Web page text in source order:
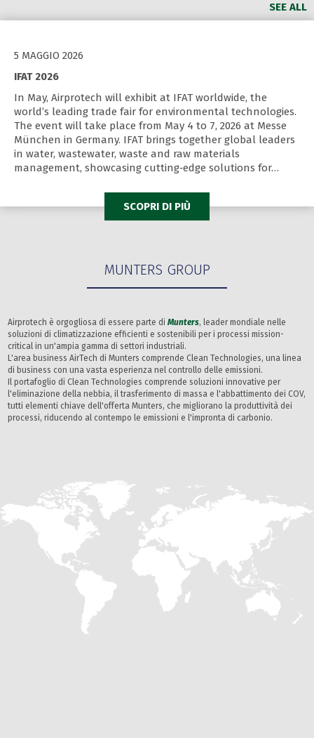
SEE ALL
5 MAGGIO 2026
IFAT 2026
In May, Airprotech will exhibit at IFAT worldwide, the
world’s leading trade fair for environmental technologies.
The event will take place from May 4 to 7, 2026 at Messe
München in Germany. IFAT brings together global leaders
in water, wastewater, waste and raw materials
management, showcasing cutting‑edge solutions for…
SCOPRI DI PIÙ
MUNTERS GROUP
Airprotech è orgogliosa di essere parte diMunters, leader mondiale nelle
soluzioni di climatizzazione efficienti e sostenibili per i processi mission-
critical in un'ampia gamma di settori industriali.
L'area business AirTech di Munters comprende Clean Technologies, una linea
di business con una vasta esperienza nel controllo delle emissioni.
Il portafoglio di Clean Technologies comprende soluzioni innovative per
l'eliminazione della nebbia, il trasferimento di massa e l'abbattimento dei COV,
tutti elementi chiave dell'offerta Munters, che migliorano la produttività dei
processi, riducendo al contempo le emissioni e l'impronta di carbonio.